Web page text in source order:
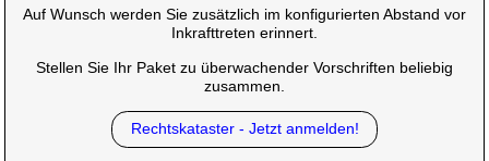
Auf Wunsch werden Sie zusätzlich im konfigurierten Abstand vor
Inkrafttreten erinnert.
Stellen Sie Ihr Paket zu überwachender Vorschriften beliebig
zusammen.
Rechtskataster - Jetzt anmelden!